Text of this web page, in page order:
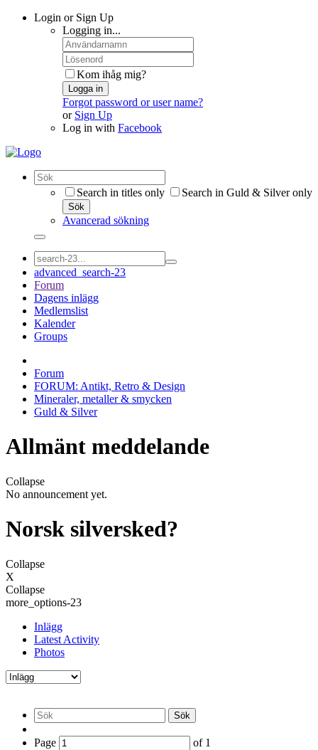
Login or Sign Up
Logging in...
Kom ihåg mig?
Logga in
Forgot password or user name?
or Sign Up
Log in with Facebook
Search in titles only Search in Guld & Silver only
Sök
Avancerad sökning
advanced_search-23
Forum
Dagens inlägg
Medlemslist
Kalender
Groups
Forum
FORUM: Antikt, Retro & Design
Mineraler, metaller & smycken
Guld & Silver
Allmänt meddelande
Collapse
No announcement yet.
Norsk silversked?
Collapse
X
Collapse
more_options-23
Inlägg
Latest Activity
Photos
Sök
Page of 1